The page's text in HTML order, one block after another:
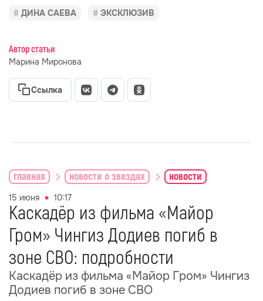
ДИНА САЕВА ЭКСКЛЮЗИВ
Автор статьи
Марина Миронова
Ссылка
главная новости о звездах новости
15 июня 10:17
Каскадёр из фильма «Майор
Гром» Чингиз Додиев погиб в
зоне СВО: подробности
Каскадёр из фильма «Майор Гром» Чингиз
Додиев погиб в зоне СВО